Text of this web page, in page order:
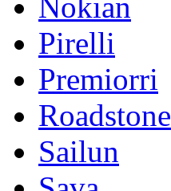
Pirelli
Premiorri
Roadstone
Sailun